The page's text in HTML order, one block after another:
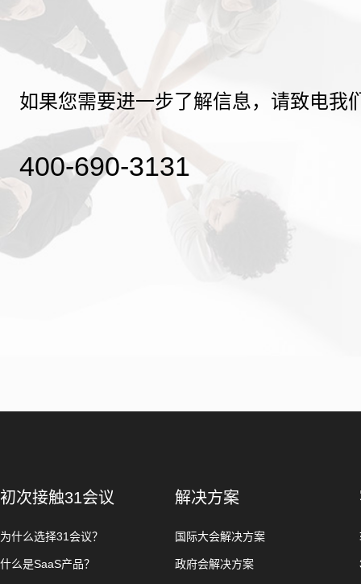
如果您需要进一步了解信息，请致电我
400-690-3131
初次接触31会议
为什么选择31会议？
什么是SaaS产品？
解决方案
国际大会解决方案
政府会解决方案